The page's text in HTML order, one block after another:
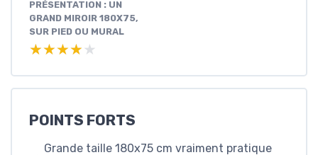
PRÉSENTATION : UN
GRAND MIROIR 180X75,
SUR PIED OU MURAL
★★★★★
★★★★★
POINTS FORTS
Grande taille 180x75 cm vraiment pratique